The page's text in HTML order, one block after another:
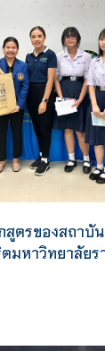
ตรของสถาบั
ตมหาวิทยาลัย